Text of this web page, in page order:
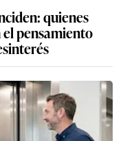
quienes
pensamiento